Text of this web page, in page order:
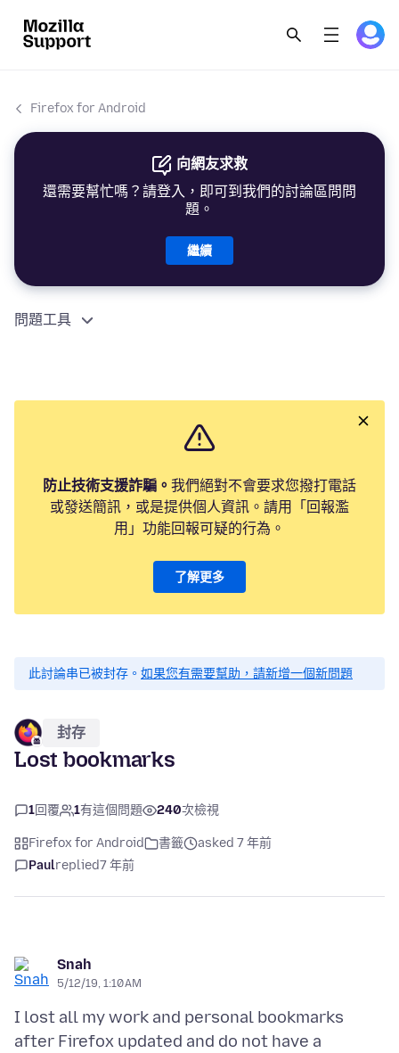
Firefox for Android
向網友求救
還需要幫忙嗎？請登入，即可到我們的討論區問問
題。
繼續
問題工具
防止技術支援詐騙。 我們絕對不會要求您撥打電話
或發送簡訊，或是提供個人資訊。請用「回報濫
用」功能回報可疑的行為。
了解更多
此討論串已被封存。 如果您有需要幫助，請新增一個新問題
封存
Lost bookmarks
1回覆 1有這個問題 240次檢視
Firefox for Android 書籤
asked 7 年前
Paulreplied7 年前
Snah
5/12/19, 1:10 AM
I lost all my work and personal bookmarks
after Firefox updated and do not have a